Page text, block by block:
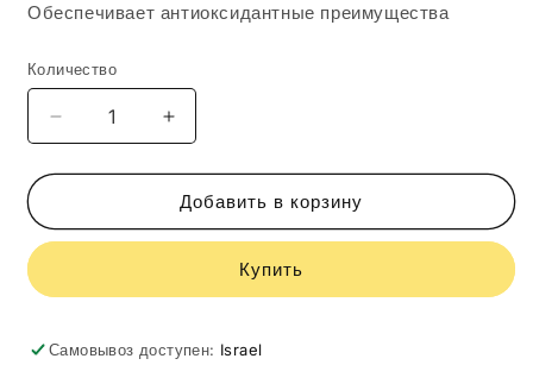
Обеспечивает антиоксидантные преимущества
Количество
Уменьшить
количество
Obagi
CLEANSER
Types
Увеличить
количество
Obagi
GENTLE
CLEANSER
Types
Добавить в корзину
Купить
Самовывоз доступен: Israel